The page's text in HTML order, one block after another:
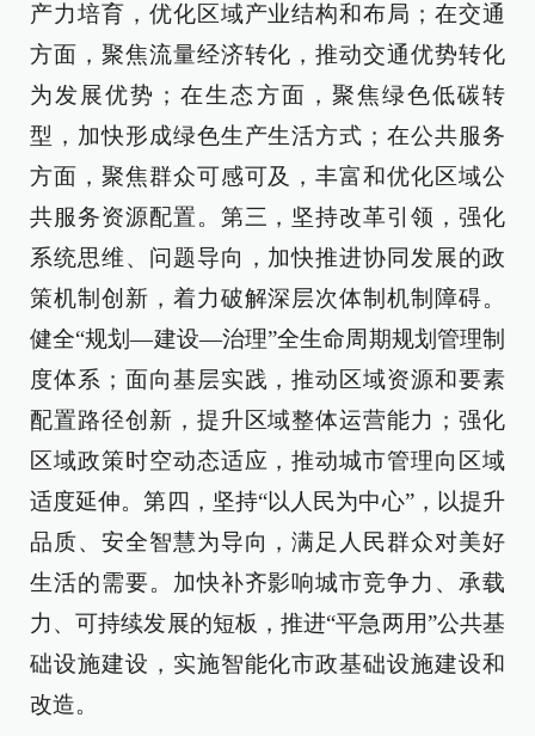
产力培育，优化区域产业结构和布局；在交通
方面，聚焦流量经济转化，推动交通优势转化
为发展优势；在生态方面，聚焦绿色低碳转
型，加快形成绿色生产生活方式；在公共服务
方面，聚焦群众可感可及，丰富和优化区域公
共服务资源配置。第三，坚持改革引领，强化
系统思维、问题导向，加快推进协同发展的政
策机制创新，着力破解深层次体制机制障碍。
健全“规划—建设—治理”全生命周期规划管理制
度体系；面向基层实践，推动区域资源和要素
配置路径创新，提升区域整体运营能力；强化
区域政策时空动态适应，推动城市管理向区域
适度延伸。第四，坚持“以人民为中心”，以提升
品质、安全智慧为导向，满足人民群众对美好
生活的需要。加快补齐影响城市竞争力、承载
力、可持续发展的短板，推进“平急两用”公共基
础设施建设，实施智能化市政基础设施建设和
改造。